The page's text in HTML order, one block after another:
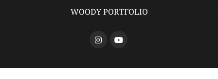
WOODY PORTFOLIO